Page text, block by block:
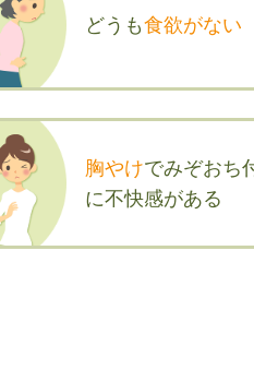
どうも食欲がない
胸やけでみぞおち
に不快感がある